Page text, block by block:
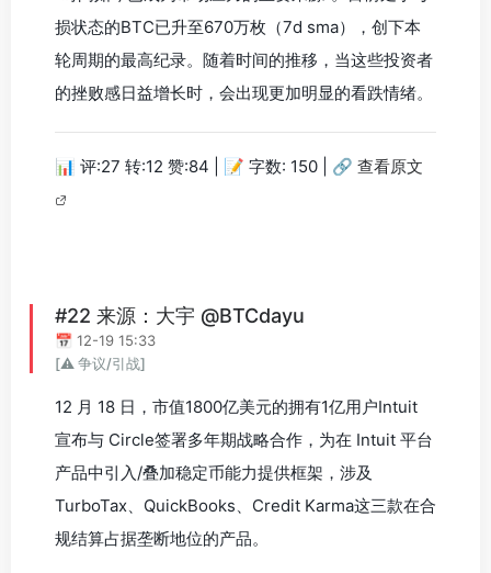
损状态的BTC已升至670万枚（7d sma），创下本
轮周期的最高纪录。随着时间的推移，当这些投资者
的挫败感日益增长时，会出现更加明显的看跌情绪。
📊 评:27 转:12 赞:84 | 📝 字数: 150 | 🔗 查看原文
#22 来源：大宇 @BTCdayu
📅 12-19 15:33
[⚠️ 争议/引战]
12 月 18 日，市值1800亿美元的拥有1亿用户Intuit
宣布与 Circle签署多年期战略合作，为在 Intuit 平台
产品中引入/叠加稳定币能力提供框架，涉及
TurboTax、QuickBooks、Credit Karma这三款在合
规结算占据垄断地位的产品。